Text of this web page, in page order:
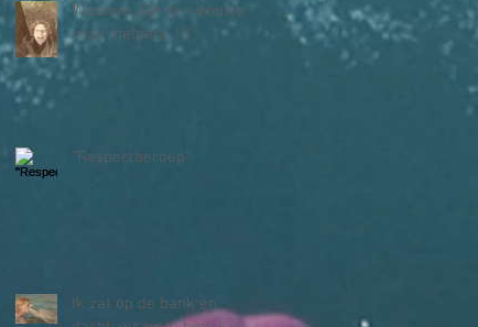
Waarom zijn wij vrouwen
vaak 'helpers' !?!
"Respectberoep"
Ik zat op de bank en